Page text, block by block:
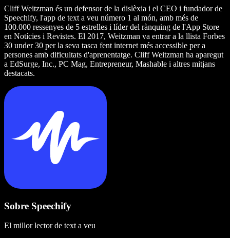
Cliff Weitzman és un defensor de la dislèxia i el CEO i fundador de
Speechify, l'app de text a veu número 1 al món, amb més de
100.000 ressenyes de 5 estrelles i líder del rànquing de l'App Store
en Notícies i Revistes. El 2017, Weitzman va entrar a la llista Forbes
30 under 30 per la seva tasca fent internet més accessible per a
persones amb dificultats d'aprenentatge. Cliff Weitzman ha aparegut
a EdSurge, Inc., PC Mag, Entrepreneur, Mashable i altres mitjans
destacats.
Sobre Speechify
El millor lector de text a veu